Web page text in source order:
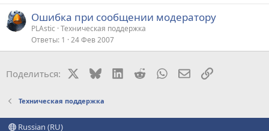
Ошибка при сообщении модератору
PLAstic Техническая поддержка
Ответы 1 24 Фев 2007
Поделиться: BlueskyLinkedIn
RedditWhatsAppЭлектронная
Ссылка
Техническая поддержка
Russian (RU)